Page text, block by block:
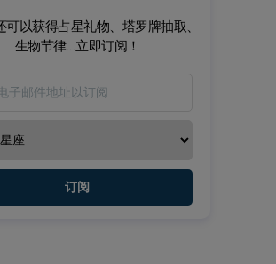
可以获得占星礼物、塔罗牌抽取、
生物节律...立即订阅！
订阅